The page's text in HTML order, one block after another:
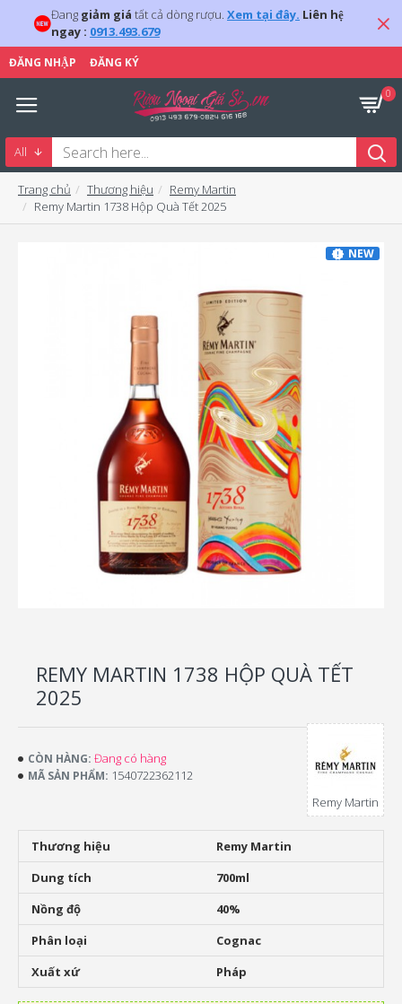
Đang giảm giá tất cả dòng rượu. Xem tại đây. Liên hệ
ngay : 0913.493.679
ĐĂNG NHẬP ĐĂNG KÝ
0
All
Trang chủ Thương hiệu
Remy Martin
Remy Martin 1738 Hộp Quà Tết 2025
NEW
REMY MARTIN 1738 HỘP QUÀ TẾT
2025
Thương hiệu
Remy Martin
Dung tích
700ml
Nồng độ
40%
Phân loại
Cognac
Xuất xứ
Pháp
CÒN HÀNG: Đang có hàng
MÃ SẢN PHẨM: 1540722362112
Remy Martin